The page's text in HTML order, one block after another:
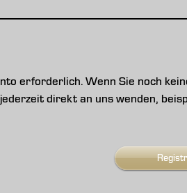
erforderlich. Wenn Sie noch
direkt an uns wenden,